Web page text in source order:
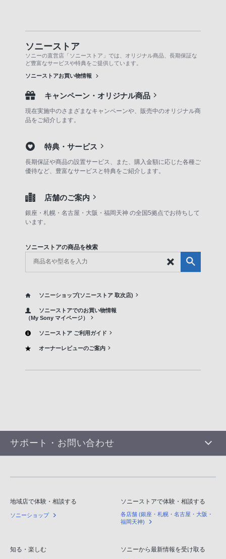
ソニーストア
ソニーの直営店「ソニーストア」では、オリジナル商品、長期保証な
ど豊富なサービスや特典をご提供しています。
ソニーストアお買い物情報
キャンペーン・オリジナル商品
現在実施中のさまざまなキャンペーンや、販売中のオリジナル商
品をご紹介します。
特典・サービス
長期保証や商品の設置サービス、また、購入金額に応じた各種ご
優待など、豊富なサービスと特典をご紹介します。
店舗のご案内
銀座・札幌・名古屋・大阪・福岡天神 の全国5拠点でお待ちして
います。
ソニーストアの商品を検索
ソニーショップ(ソニーストア 取次店)
ソニーストアでのお買い物情報
（My Sony マイページ）
ソニーストア ご利用ガイド
オーナーレビューのご案内
サポート・お問い合わせ
地域店で体験・相談する
ソニーショップ
ソニーストアで体験・相談する
各店舗 (銀座・札幌・名古屋・大阪・
福岡天神)
知る・楽しむ ソニーから最新情報を受け取る